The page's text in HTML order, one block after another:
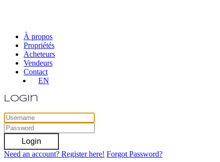
À propos
Propriétés
Acheteurs
Vendeurs
Contact
EN
Login
Login
Need an account? Register here! Forgot Password?